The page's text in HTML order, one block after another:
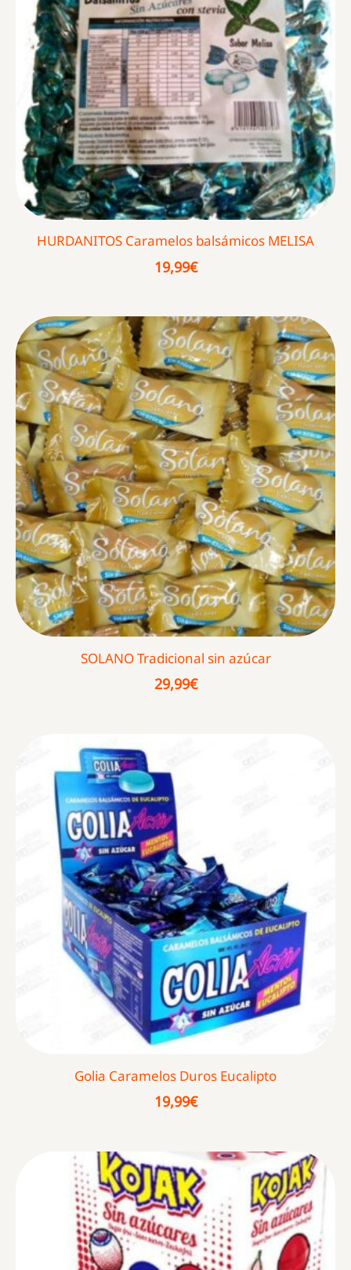
HURDANITOS Caramelos balsámicos MELISA
19,99€
SOLANO Tradicional sin azúcar
29,99€
Golia Caramelos Duros Eucalipto
19,99€